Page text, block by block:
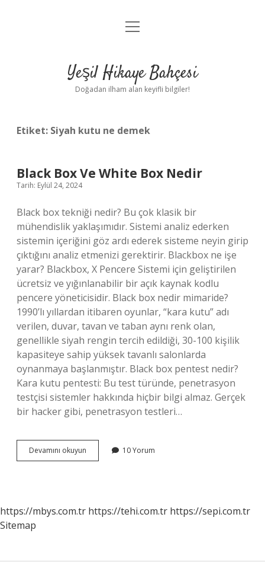
Anasayfa
Yasal Uyarı
menüyü
Yeşil Hikaye Bahçesi
Doğadan ilham alan keyifli bilgiler!
Etiket: Siyah kutu ne demek
Black Box Ve White Box Nedir
Tarih: Eylül 24, 2024
Black box tekniği nedir? Bu çok klasik bir
mühendislik yaklaşımıdır. Sistemi analiz ederken
sistemin içeriğini göz ardı ederek sisteme neyin girip
çıktığını analiz etmenizi gerektirir. Blackbox ne işe
yarar? Blackbox, X Pencere Sistemi için geliştirilen
ücretsiz ve yığınlanabilir bir açık kaynak kodlu
pencere yöneticisidir. Black box nedir mimaride?
1990’lı yıllardan itibaren oyunlar, “kara kutu” adı
verilen, duvar, tavan ve taban aynı renk olan,
genellikle siyah rengin tercih edildiği, 30-100 kişilik
kapasiteye sahip yüksek tavanlı salonlarda
oynanmaya başlanmıştır. Black box pentest nedir?
Kara kutu pentesti: Bu test türünde, penetrasyon
testçisi sistemler hakkında hiçbir bilgi almaz. Gerçek
bir hacker gibi, penetrasyon testleri…
Devamını okuyun
Box
10 Yorum
https://mbys.com.tr https://tehi.com.tr https://sepi.com.tr
Sitemap